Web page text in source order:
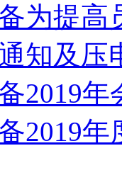
为提高
知及压
2019
2019